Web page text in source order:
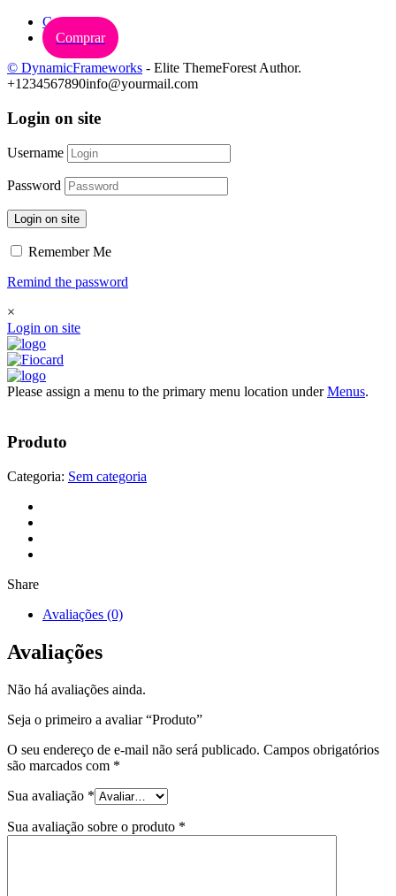
Carrinho
Comprar
© DynamicFrameworks - Elite ThemeForest Author.
+1234567890info@yourmail.com
Login on site
Username
Password
Login on site
Remember Me
Remind the password
×
Login on site
Please assign a menu to the primary menu location underMenus.
Produto
Categoria: Sem categoria
Share
Avaliações (0)
Avaliações
Não há avaliações ainda.
Seja o primeiro a avaliar “Produto”
O seu endereço de e-mail não será publicado. Campos obrigatórios
são marcados com *
Sua avaliação *
Sua avaliação sobre o produto *